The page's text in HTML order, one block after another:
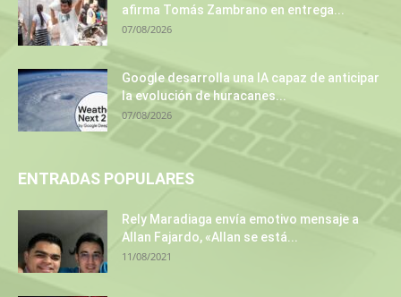
afirma Tomás Zambrano en entrega...
07/08/2026
Google desarrolla una IA capaz de anticipar
la evolución de huracanes...
07/08/2026
ENTRADAS POPULARES
Rely Maradiaga envía emotivo mensaje a
Allan Fajardo, «Allan se está...
11/08/2021